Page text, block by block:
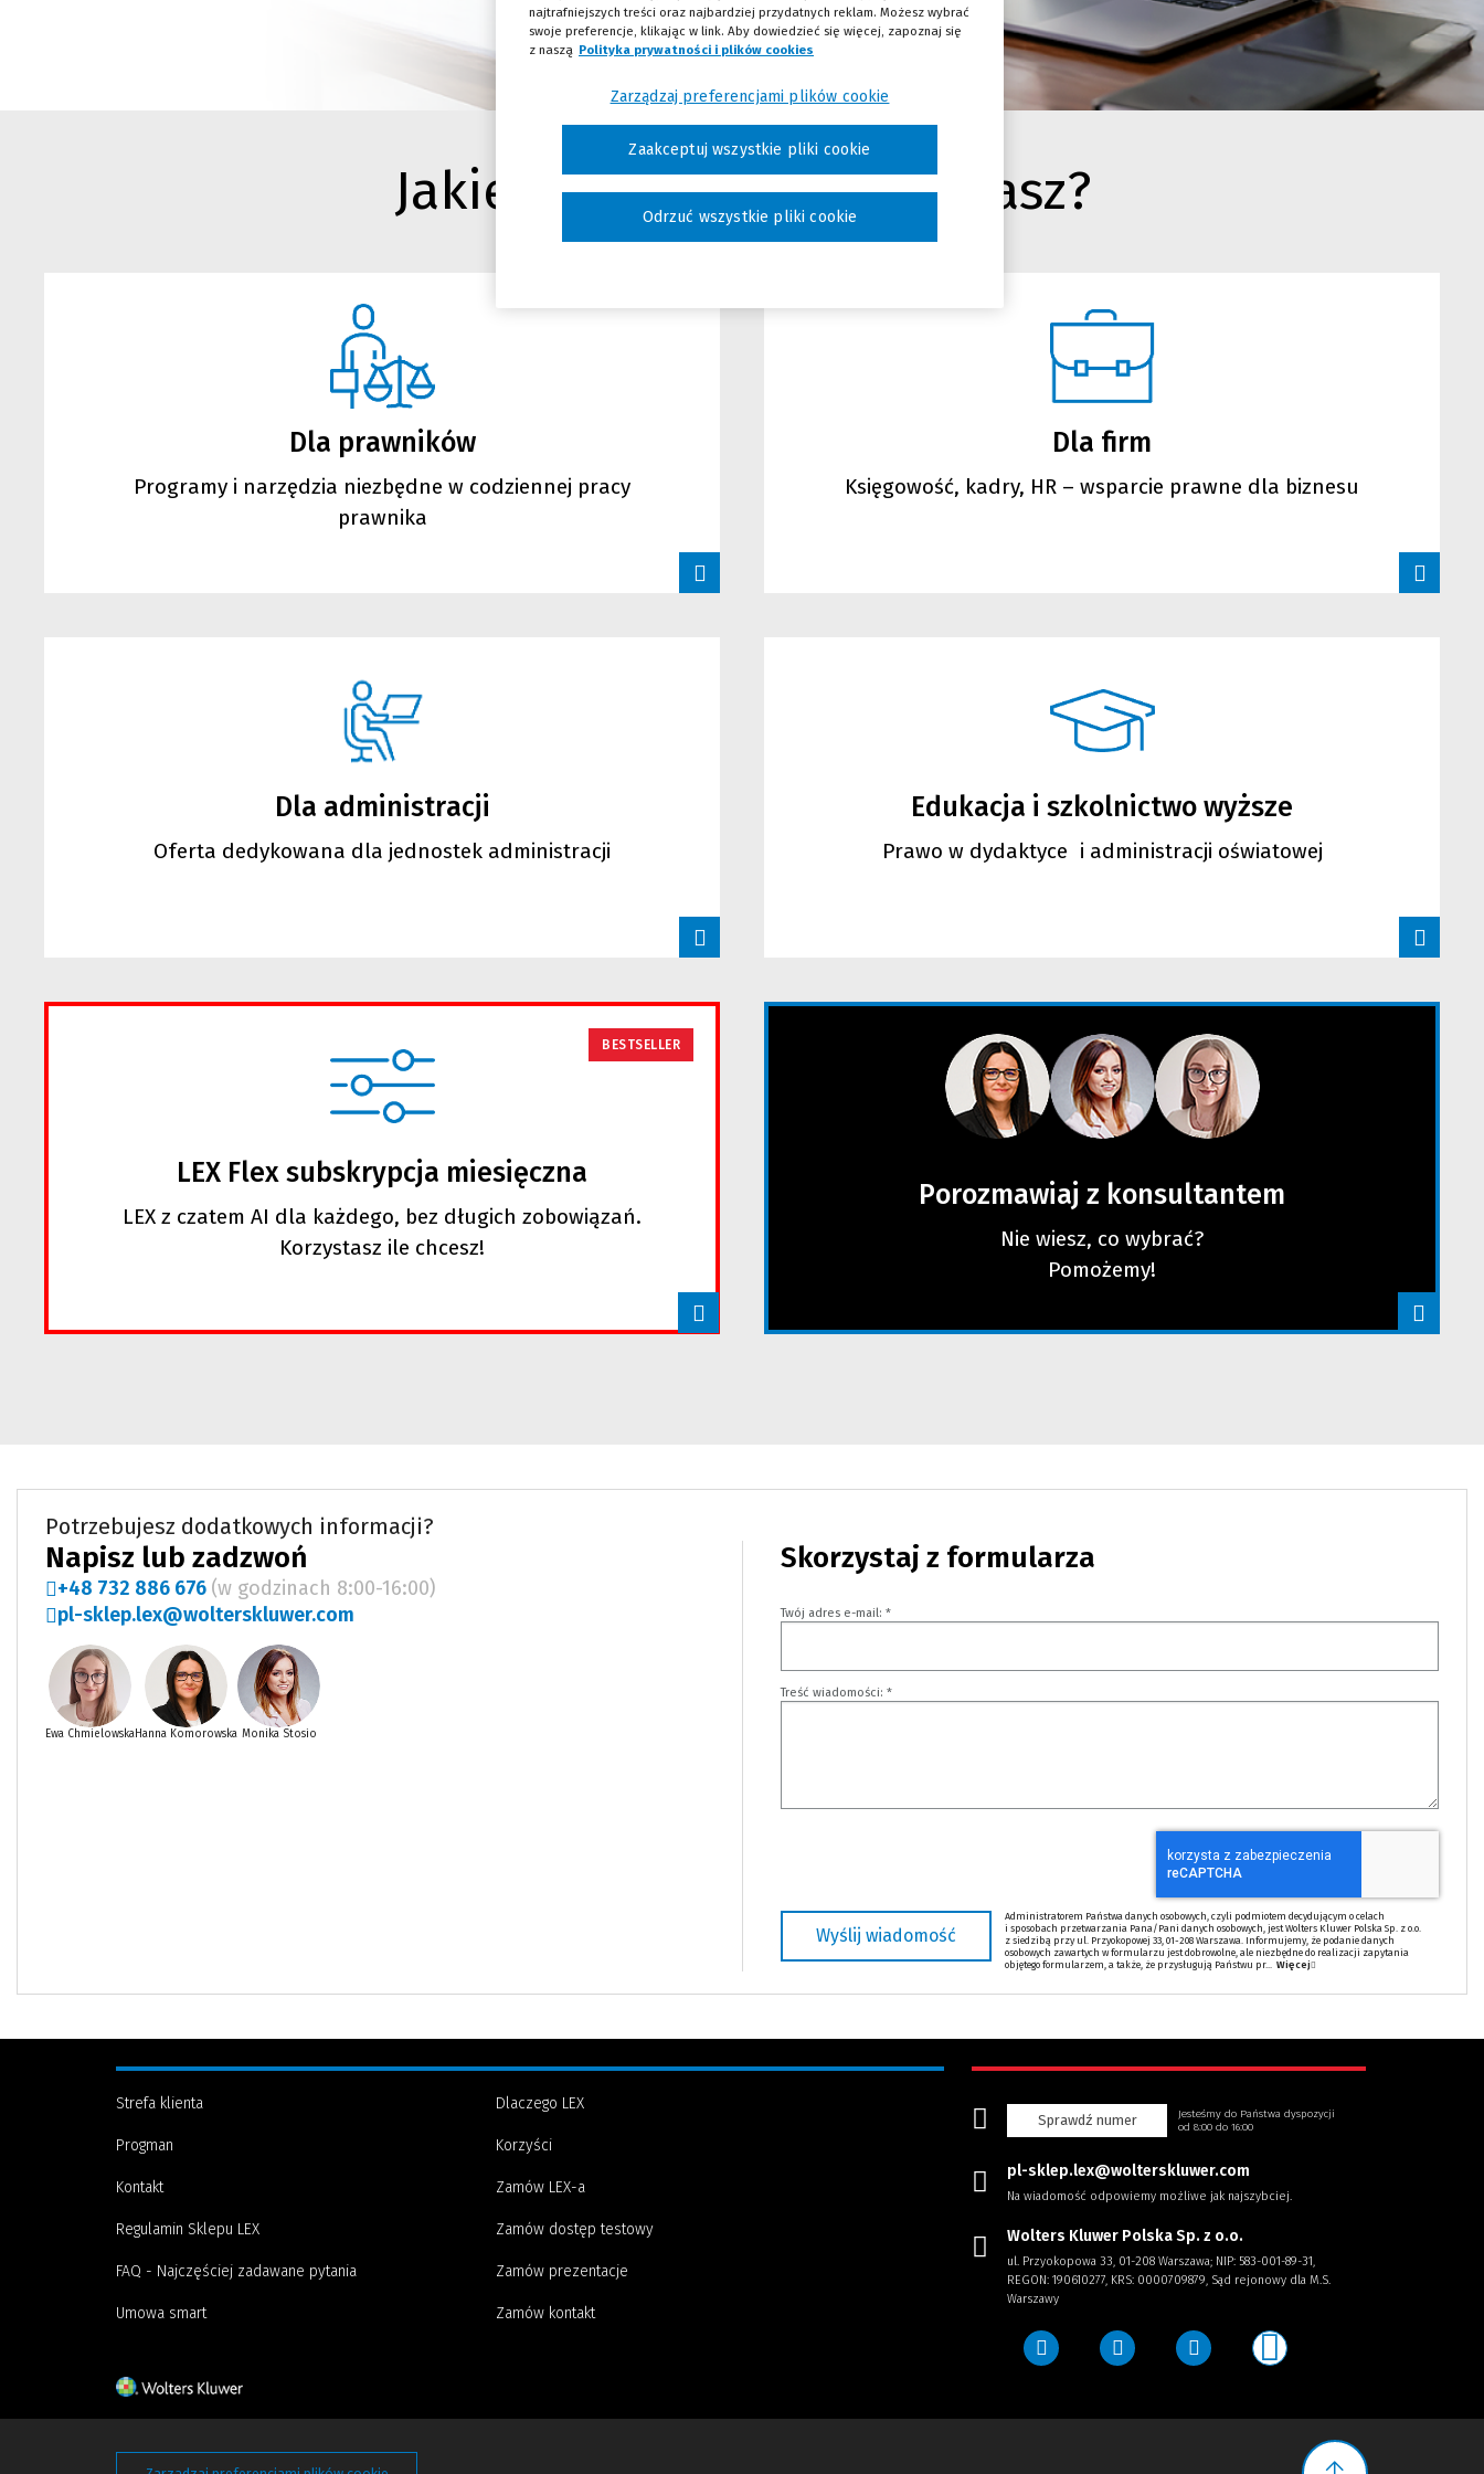
Jakiego rozwiązania szukasz?
Dla prawników
Programy i narzędzia niezbędne w codziennej pracy
prawnika
Dla firm
Księgowość, kadry, HR – wsparcie prawne dla biznesu
Dla administracji
Oferta dedykowana dla jednostek administracji
Edukacja i szkolnictwo wyższe
Prawo w dydaktyce i administracji oświatowej
BESTSELLER
LEX Flex subskrypcja miesięczna
LEX z czatem AI dla każdego, bez długich zobowiązań.
Korzystasz ile chcesz!
Porozmawiaj z konsultantem
Nie wiesz, co wybrać?
Pomożemy!
Potrzebujesz dodatkowych informacji?
Napisz lub zadzwoń
+48 732 886 676 (w godzinach 8:00-16:00)
pl-sklep.lex@wolterskluwer.com
Ewa ChmielowskaHanna Komorowska Monika Stosio
Skorzystaj z formularza
Twój adres e-mail: *
Treść wiadomości: *
Administratorem Państwa danych osobowych, czyli podmiotem decydującym o celach
i sposobach przetwarzania Pana/Pani danych osobowych, jest Wolters Kluwer Polska Sp. z o.o.
z siedzibą przy ul. Przyokopowej 33, 01-208 Warszawa. Informujemy, że podanie danych
osobowych zawartych w formularzu jest dobrowolne, ale niezbędne do realizacji zapytania
objętego formularzem, a także, że przysługują Państwu pr... Więcej
Wyślij wiadomość
Strefa klienta
Progman
Kontakt
Regulamin Sklepu LEX
FAQ - Najczęściej zadawane pytania
Umowa smart
Dlaczego LEX
Korzyści
Zamów LEX-a
Zamów dostęp testowy
Zamów prezentacje
Zamów kontakt
Sprawdź numer
Jesteśmy do Państwa dyspozycji
od 8:00 do 16:00
pl-sklep.lex@wolterskluwer.com
Na wiadomość odpowiemy możliwe jak najszybciej.
Wolters Kluwer Polska Sp. z o.o.
ul. Przyokopowa 33, 01-208 Warszawa; NIP: 583-001-89-31,
REGON: 190610277, KRS: 0000709879, Sąd rejonowy dla M.S.
Warszawy
Przycisk do góry
najtrafniejszych treści oraz najbardziej przydatnych reklam. Możesz wybrać
swoje preferencje, klikając w link. Aby dowiedzieć się więcej, zapoznaj się
z naszą Polityka prywatności i plików cookies
Odrzuć wszystkie pliki cookie
Zaakceptuj wszystkie pliki cookie
Zarządzaj preferencjami plików cookie